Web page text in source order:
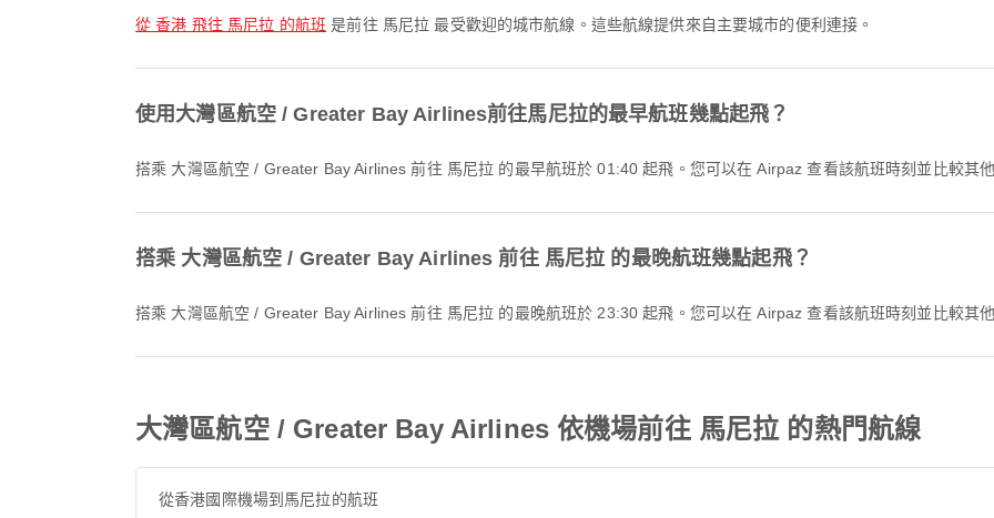
從 香港 飛往 馬尼拉 的航班 是前往 馬尼拉 最受歡迎的城市航線。這些航線提供來自主要城市的便利連接。
使用大灣區航空 / Greater Bay Airlines前往馬尼拉的最早航班幾點起飛？
搭乘 大灣區航空 / Greater Bay Airlines 前往 馬尼拉 的最早航班於 01:40 起飛。您可以在 Airpaz 查看該航班時刻並比較其
搭乘 大灣區航空 / Greater Bay Airlines 前往 馬尼拉 的最晚航班幾點起飛？
搭乘 大灣區航空 / Greater Bay Airlines 前往 馬尼拉 的最晚航班於 23:30 起飛。您可以在 Airpaz 查看該航班時刻並比較其
大灣區航空 / Greater Bay Airlines 依機場前往 馬尼拉 的熱門航線
從香港國際機場到馬尼拉的航班